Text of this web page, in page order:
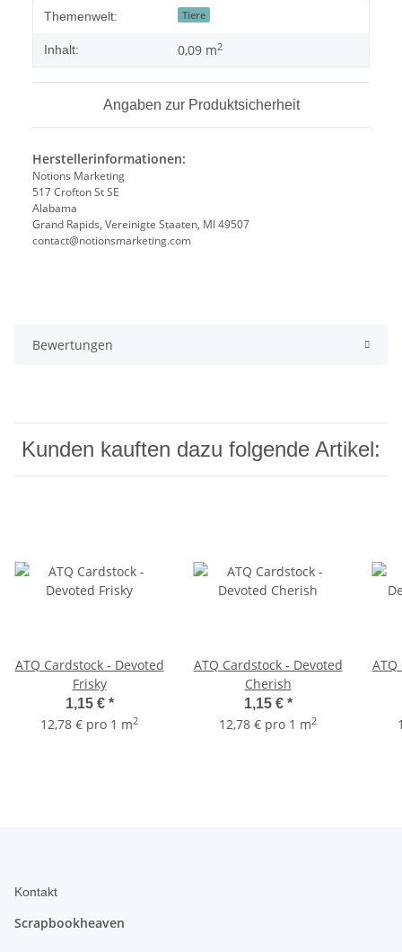
Themenwelt: Tiere
Inhalt: 0,09 m2
Angaben zur Produktsicherheit
Herstellerinformationen:
Notions Marketing
517 Crofton St SE
Alabama
Grand Rapids, Vereinigte Staaten, MI 49507
contact@notionsmarketing.com
Bewertungen
Kunden kauften dazu folgende Artikel:
ATQ Cardstock - Devoted
Frisky
1,15 € *
12,78 € pro 1 m2
ATQ Cardstock - Devoted
Cherish
1,15 € *
12,78 € pro 1 m2
Kontakt
Scrapbookheaven